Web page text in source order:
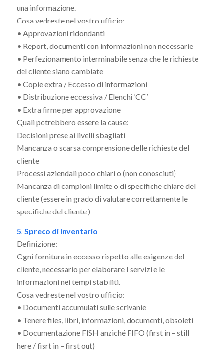
una informazione.
Cosa vedreste nel vostro ufficio:
• Approvazioni ridondanti
• Report, documenti con informazioni non necessarie
• Perfezionamento interminabile senza che le richieste
del cliente siano cambiate
• Copie extra / Eccesso di informazioni
• Distribuzione eccessiva / Elenchi ‘CC’
• Extra firme per approvazione
Quali potrebbero essere la cause:
Decisioni prese ai livelli sbagliati
Mancanza o scarsa comprensione delle richieste del
cliente
Processi aziendali poco chiari o (non conosciuti)
Mancanza di campioni limite o di specifiche chiare del
cliente (essere in grado di valutare correttamente le
specifiche del cliente )
5. Spreco di inventario
Definizione:
Ogni fornitura in eccesso rispetto alle esigenze del
cliente, necessario per elaborare I servizi e le
informazioni nei tempi stabiliti.
Cosa vedreste nel vostro ufficio:
• Documenti accumulati sulle scrivanie
• Tenere files, libri, informazioni, documenti, obsoleti
• Documentazione FISH anziché FIFO (first in – still
here / fisrt in – first out)